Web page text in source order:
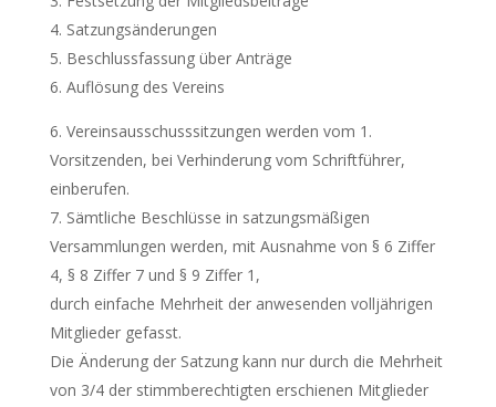
Satzungsänderungen
Beschlussfassung über Anträge
Auflösung des Vereins
Vereinsausschusssitzungen werden vom 1.
Vorsitzenden, bei Verhinderung vom Schriftführer,
einberufen.
Sämtliche Beschlüsse in satzungsmäßigen
Versammlungen werden, mit Ausnahme von § 6 Ziffer
4, § 8 Ziffer 7 und § 9 Ziffer 1,
durch einfache Mehrheit der anwesenden volljährigen
Mitglieder gefasst.
Die Änderung der Satzung kann nur durch die Mehrheit
von 3/4 der stimmberechtigten erschienen Mitglieder